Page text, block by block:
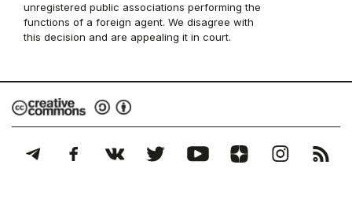
unregistered public associations performing the
functions of a foreign agent. We disagree with
this decision and are appealing it in court.